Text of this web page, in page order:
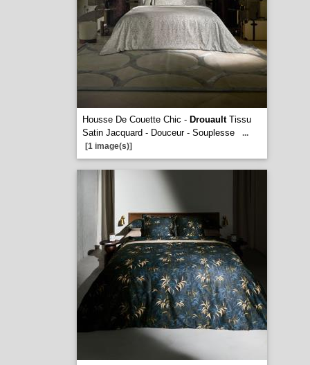
Housse De Couette Chic - DrouaultTissu
Satin Jacquard - Douceur - Souplesse
...
[1 image(s)]